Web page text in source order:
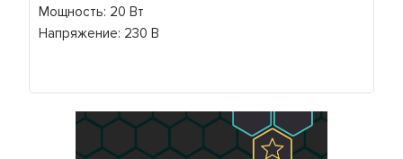
Мощность: 20 Вт
Напряжение: 230 В